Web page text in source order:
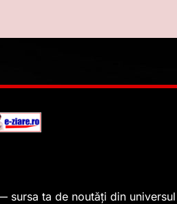
sursa ta de noutăți din universul